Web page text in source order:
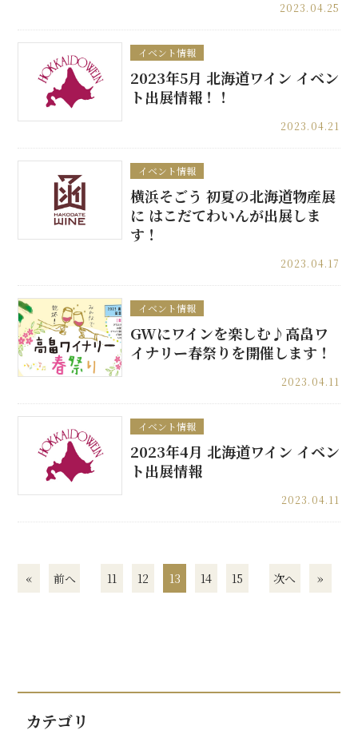
2023.04.25
イベント情報
2023年5月 北海道ワイン イベン
ト出展情報！！
2023.04.21
イベント情報
横浜そごう 初夏の北海道物産展
に はこだてわいんが出展しま
す！
2023.04.17
イベント情報
GWにワインを楽しむ♪高畠ワ
イナリー春祭りを開催します！
2023.04.11
イベント情報
2023年4月 北海道ワイン イベン
ト出展情報
2023.04.11
« 前へ 11 12 13 14 15 次へ »
カテゴリ